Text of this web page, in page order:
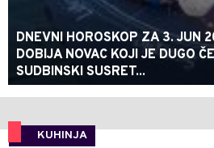
DNEVNI HOROSKOP ZA 3. JUN
DOBIJA NOVAC KOJI JE DUGO
SUDBINSKI SUSRET...
KUHINJA